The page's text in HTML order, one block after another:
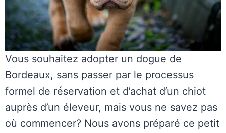
Vous souhaitez adopter un dogue de
Bordeaux, sans passer par le processus
formel de réservation et d’achat d’un chiot
auprès d’un éleveur, mais vous ne savez pas
où commencer? Nous avons préparé ce petit